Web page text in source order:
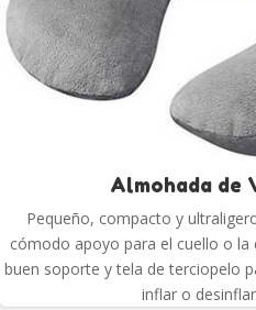
Almohada de
Pequeño, compacto y
cómodo apoyo para el cuello o la
buen soporte y tela de terciopelo
inflar o